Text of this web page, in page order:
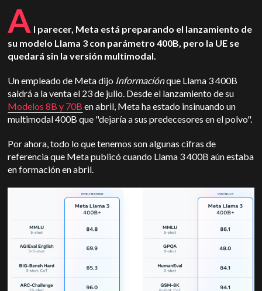
A l parecer, Meta está preparando el lanzamiento de
su modelo Llama 3 con parámetro 400B, pero la UE se
quedará sin la versión multimodal.
Un empleado de Meta dijo Informaciónque Llama 3 400B
saldrá a la venta el 23 de julio. Desde el lanzamiento de su
Modelos 8B y 70B en abril, Meta ha estado insinuando un
multimodal 400B que "dejaría a sus predecesores en el polvo".
Por ahora, todo lo que tenemos son algunas cifras de
referencia que Meta publicó cuando Llama 3 400B aún estaba
en formación en abril.